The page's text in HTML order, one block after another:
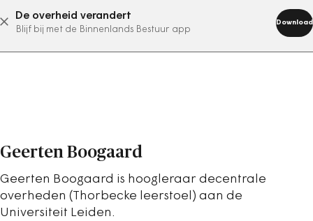
De overheid verandert
Blijf bij met de Binnenlands Bestuur app
Download
abonneer nu
Geerten Boogaard
Geerten Boogaard is hoogleraar decentrale
overheden (Thorbecke leerstoel) aan de
Universiteit Leiden.